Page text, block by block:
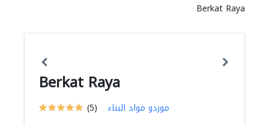
Berkat Raya
Berkat Raya
(5) موردو مواد البناء